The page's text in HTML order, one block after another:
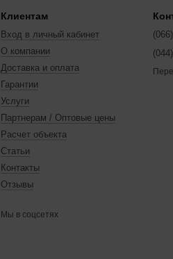
Клиентам
Вход в личный кабинет
О компании
Доставка и оплата
Гарантии
Услуги
Партнерам / Оптовые цены
Расчет объекта
Статьи
Контакты
Отзывы
Мы в соцсетях